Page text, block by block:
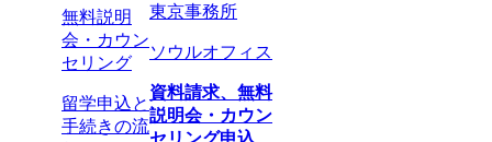
無料説明
会・カウン
セリング
留学申込と
手続きの流
東京事務所
ソウルオフィス
資料請求、無料
説明会・カウン
セリング申込